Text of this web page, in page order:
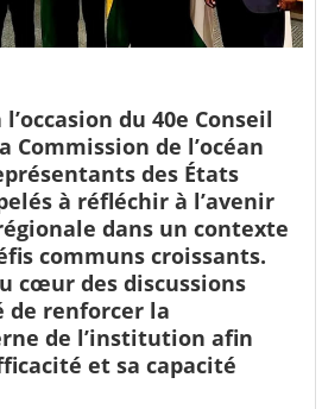
du 40e Conseil
Commission de l’océan
des États
à réfléchir à l’avenir
dans un contexte
communs croissants.
cœur des discussions
de renforcer la
de l’institution afin
et sa capacité